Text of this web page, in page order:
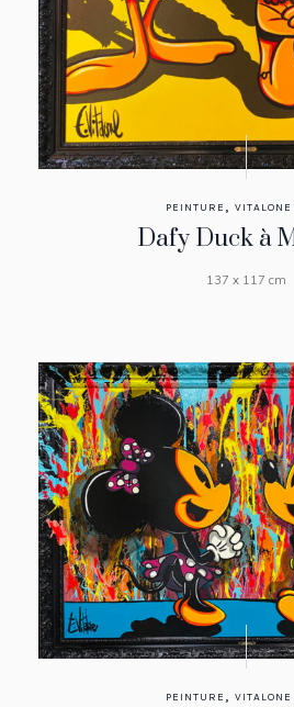
PEINTURE , VITALONE
Dafy Duck à
137 x 117 cm
PEINTURE , VITALONE